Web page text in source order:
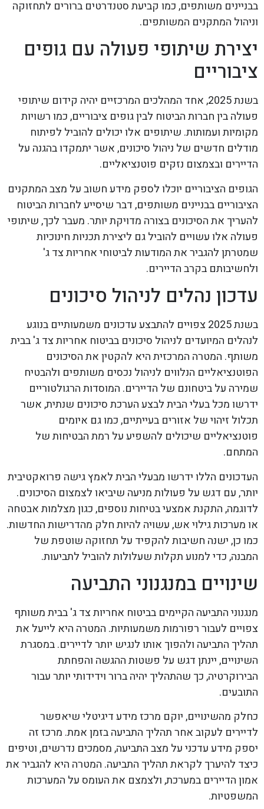
בבניינים משותפים, כמו קביעת סטנדרטים ברורים לתחזוקה
וניהול המתקנים המשותפים.
יצירת שיתופי פעולה עם גופים
ציבוריים
בשנת 2025, אחד המהלכים המרכזיים יהיה קידום שיתופי
פעולה בין חברות הביטוח לבין גופים ציבוריים, כמו רשויות
מקומיות ועמותות. שיתופים אלו יכולים להוביל לפיתוח
מודלים חדשים של ניהול סיכונים, אשר יתמקדו בהגנה על
הדיירים ובצמצום נזקים פוטנציאליים.
הגופים הציבוריים יוכלו לספק מידע חשוב על מצב המתקנים
הציבוריים בבניינים משותפים, דבר שיסייע לחברות הביטוח
להעריך את הסיכונים בצורה מדויקת יותר. מעבר לכך, שיתופי
פעולה אלו עשויים להוביל גם ליצירת תכניות חינוכיות
שמטרתן להגביר את המודעות לביטוחי אחריות צד ג'
ולחשיבותם בקרב הדיירים.
עדכון נהלים לניהול סיכונים
בשנת 2025 צפויים להתבצע עדכונים משמעותיים בנוגע
לנהלים המיועדים לניהול סיכונים בביטוח אחריות צד ג' בבית
משותף. המטרה המרכזית היא להקטין את הסיכונים
הפוטנציאליים הנלווים לניהול נכסים משותפים ולהבטיח
שמירה על ביטחונם של הדיירים. המוסדות הרגולטוריים
ידרשו מכל בעלי הבית לבצע הערכת סיכונים שנתית, אשר
תכלול זיהוי של אזורים בעייתיים, כמו גם איומים
פוטנציאליים שיכולים להשפיע על רמת הבטיחות של
המתחם.
העדכונים הללו ידרשו מבעלי הבית לאמץ גישה פרואקטיבית
יותר, עם דגש על פעולות מניעה שיביאו לצמצום הסיכונים.
לדוגמה, התקנת אמצעי בטיחות נוספים, כגון מצלמות אבטחה
או מערכות גילוי אש, עשויה להיות חלק מהדרישות החדשות.
כמו כן, ישנה חשיבות להקפיד על תחזוקה שוטפת של
המבנה, כדי למנוע תקלות שעלולות להוביל לתביעות.
שינויים במנגנוני התביעה
מנגנוני התביעה הקיימים בביטוח אחריות צד ג' בבית משותף
צפויים לעבור רפורמות משמעותיות. המטרה היא לייעל את
תהליך התביעה ולהפוך אותו לנגיש יותר לדיירים. במסגרת
השינויים, יינתן דגש על פשטות ההגשה והפחתת
הבירוקרטיה, כך שהתהליך יהיה ברור וידידותי יותר עבור
התובעים.
כחלק מהשינויים, יוקם מרכז מידע דיגיטלי שיאפשר
לדיירים לעקוב אחר תהליך התביעה בזמן אמת. מרכז זה
יספק מידע עדכני על מצב התביעה, מסמכים נדרשים, וטיפים
כיצד להיערך לקראת תהליך התביעה. המטרה היא להגביר את
אמון הדיירים במערכת, ולצמצם את העומס על המערכות
המשפטיות.